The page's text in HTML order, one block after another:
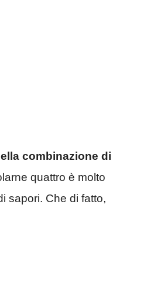
combinazione di
quattro è molto
sapori. Che di fatto,